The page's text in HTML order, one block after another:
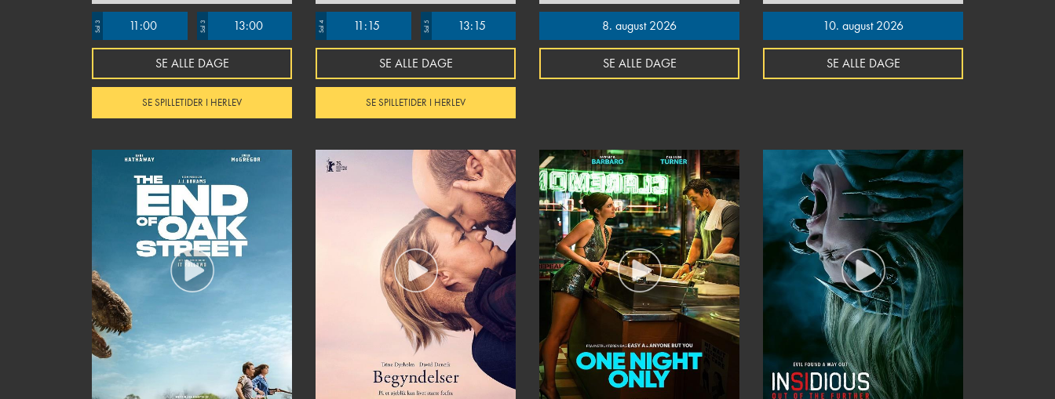
Sal 3 11:00 Sal 3 13:00
SE ALLE DAGE
SE SPILLETIDER I HERLEV
Sal 4 11:15 Sal 5 13:15
SE ALLE DAGE
SE SPILLETIDER I HERLEV
8. august 2026
SE ALLE DAGE
10. august 2026
SE ALLE DAGE